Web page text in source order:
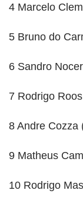
4 Marcelo
5 Bruno do
6 Sandro
7 Rodrigo
8 Andre Cozza
9 Matheus
10 Rodrigo